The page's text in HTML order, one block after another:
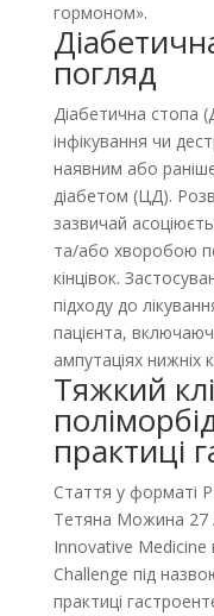
гормоном».
погляд
Діабетична стопа
інфікування чи
наявним або
діабетом (ЦД).
зазвичай
та/або хворобою
кінцівок.
підходу до
пацієнта,
ампутаціях нижніх
Тяжкий
практиці
Стаття у форматі
Тетяна Можина 27
Innovative Medicine
Challenge під
практиці